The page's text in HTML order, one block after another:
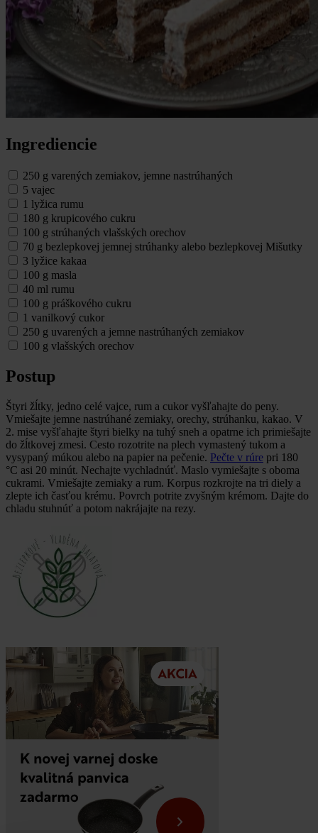
Ingrediencie
250 g varených zemiakov, jemne nastrúhaných
5 vajec
1 lyžica rumu
180 g krupicového cukru
100 g strúhaných vlašských orechov
70 g bezlepkovej jemnej strúhanky alebo bezlepkovej Mišutky
3 lyžice kakaa
100 g masla
40 ml rumu
100 g práškového cukru
1 vanilkový cukor
250 g uvarených a jemne nastrúhaných zemiakov
100 g vlašských orechov
Postup
Štyri žĺtky, jedno celé vajce, rum a cukor vyšľahajte do peny.
Vmiešajte jemne nastrúhané zemiaky, orechy, strúhanku, kakao. V
2. mise vyšľahajte štyri bielky na tuhý sneh a opatrne ich primiešajte
do žĺtkovej zmesi. Cesto rozotrite na plech vymastený tukom a
vysypaný múkou alebo na papier na pečenie. Pečte v rúre pri 180
°C asi 20 minút. Nechajte vychladnúť. Maslo vymiešajte s oboma
cukrami. Vmiešajte zemiaky a rum. Korpus rozkrojte na tri diely a
zlepte ich časťou krému. Povrch potrite zvyšným krémom. Dajte do
chladu stuhnúť a potom nakrájajte na rezy.